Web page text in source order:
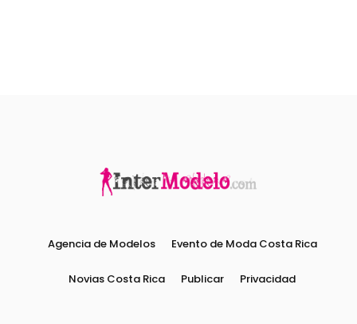
Agencia de Modelos Evento de Moda Costa Rica
Novias Costa Rica Publicar Privacidad